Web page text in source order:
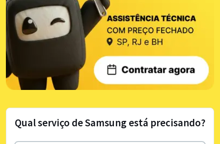
Qual serviço de Samsung está precisando?